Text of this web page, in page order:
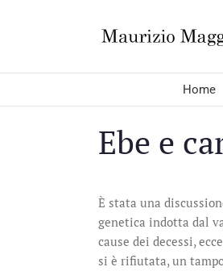
Home
Ebe e
È stata una
genetica indotta dal
cause dei decessi,
si è rifiutata, un